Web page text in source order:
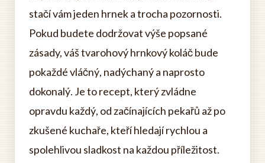
stačí vám jeden hrnek a trocha pozornosti.
Pokud budete dodržovat výše popsané
zásady, váš tvarohový hrnkový koláč bude
pokaždé vláčný, nadýchaný a naprosto
dokonalý. Je to recept, který zvládne
opravdu každý, od začínajících pekařů až po
zkušené kuchaře, kteří hledají rychlou a
spolehlivou sladkost na každou příležitost.